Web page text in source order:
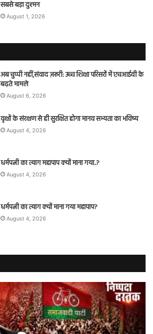
सबसे बड़ा दुश्मन
August 1, 2026
अब चुप्पी नहीं,संवाद ज़रूरी: उच्च शिक्षा परिसरों में एचआईवी के
बढ़ते मामले
August 6, 2026
वृक्षों के संरक्षण से ही सुरक्षित होगा मानव सभ्यता का भविष्य
August 4, 2026
धर्मपत्नी का त्याग महापाप क्यों माना गया..?
August 4, 2026
धर्मपत्नी का त्याग क्यों माना गया महापाप?
August 4, 2026